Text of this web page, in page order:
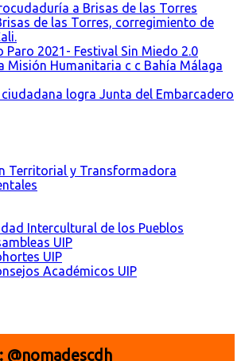
a Brisas de las Torres
de las Torres, corregimiento de
Paro 2021- Festival Sin Miedo 2.0
Misión Humanitaria c c Bahía Málaga
logra Junta del Embarcadero
Territorial y Transformadora
Intercultural de los Pueblos
UIP
UIP
Académicos UIP
@nomadescdh